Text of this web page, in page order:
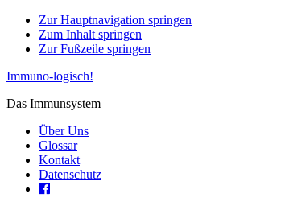
Zur Hauptnavigation springen
Zum Inhalt springen
Zur Fußzeile springen
Immuno-logisch!
Das Immunsystem
Über Uns
Glossar
Kontakt
Datenschutz